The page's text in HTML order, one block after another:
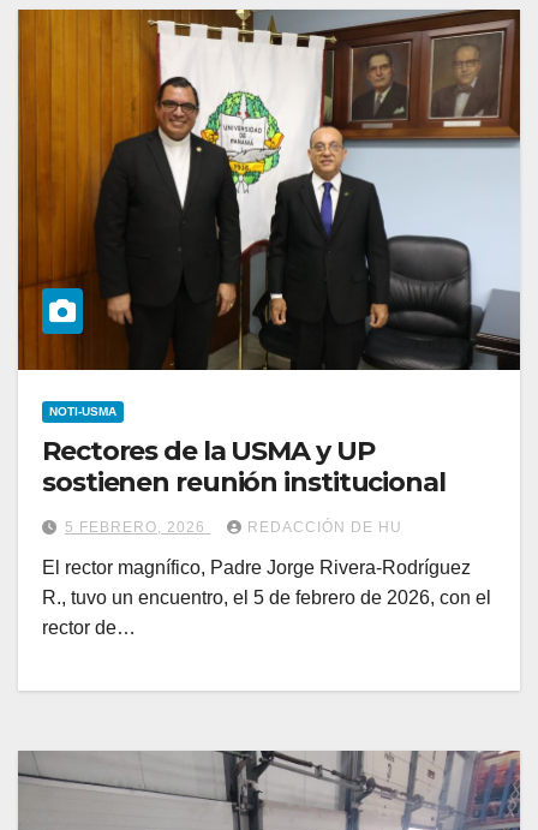
NOTI-USMA
Rectores de la USMA y UP
sostienen reunión institucional
5 FEBRERO, 2026 REDACCIÓN DE HU
El rector magnífico, Padre Jorge Rivera-Rodríguez
R., tuvo un encuentro, el 5 de febrero de 2026, con el
rector de…